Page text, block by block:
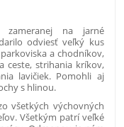
zameranej na jarné
odviesť veľký kus
a chodníkov,
ceste, strihania kríkov,
lavičiek. Pomohli aj
s hlinou.
všetkých výchovných
Všetkým patrí veľké